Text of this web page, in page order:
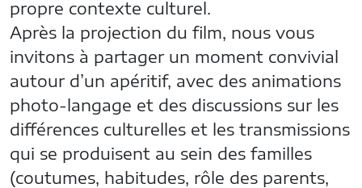
propre contexte culturel.
Après la projection du film, nous vous
invitons à partager un moment convivial
autour d’un apéritif, avec des animations
photo-langage et des discussions sur les
différences culturelles et les transmissions
qui se produisent au sein des familles
(coutumes, habitudes, rôle des parents,